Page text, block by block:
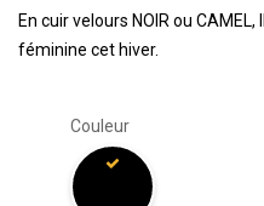
En cuir velours NOIR ou
féminine cet hiver.
Couleur